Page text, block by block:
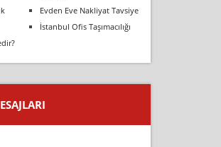
Evden Eve Nakliyat Tavsiye
İstanbul Ofis Taşımacılığı